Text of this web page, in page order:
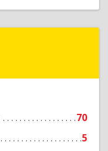
70
5